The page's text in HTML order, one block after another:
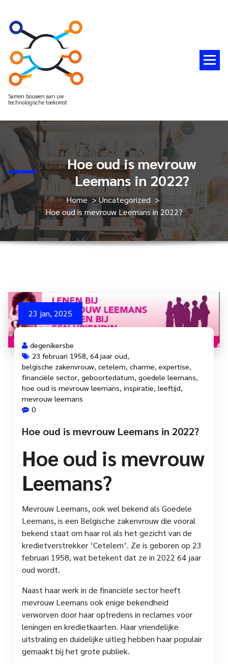
Samen bouwen aan uw
technologische toekomst
Hoe oud is mevrouw
Leemans in 2022?
Home>Uncategorized>
Hoe oud is mevrouw Leemans in 2022?
23 jan, 2025
degenikersbe
23 februari 1958 64 jaar oud
belgische zakenvrouw cetelem charme expertise
financiële sector geboortedatum goedele leemans
hoe oud is mevrouw leemans inspiratie leeftijd
mevrouw leemans
0
Hoe oud is mevrouw Leemans in 2022?
Hoe oud is mevrouw
Leemans?
Mevrouw Leemans, ook wel bekend als Goedele
Leemans, is een Belgische zakenvrouw die vooral
bekend staat om haar rol als het gezicht van de
kredietverstrekker ‘Cetelem’. Ze is geboren op 23
februari 1958, wat betekent dat ze in 2022 64 jaar
oud wordt.
Naast haar werk in de financiële sector heeft
mevrouw Leemans ook enige bekendheid
verworven door haar optredens in reclames voor
leningen en kredietkaarten. Haar vriendelijke
uitstraling en duidelijke uitleg hebben haar populair
gemaakt bij het grote publiek.